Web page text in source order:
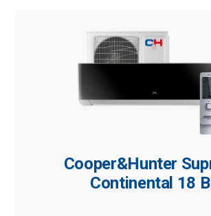
Cooper&Hunter
Continental 18